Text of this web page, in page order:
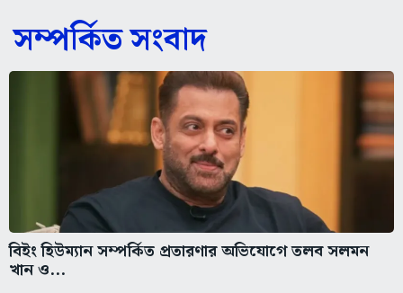
সম্পর্কিত সংবাদ
বিইং হিউম্যান সম্পর্কিত প্রতারণার অভিযোগে তলব সলমন
খান ও...